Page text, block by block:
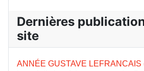
Dernières
site
ANNÉE GUSTAVE LEFRANCAIS